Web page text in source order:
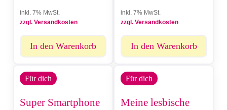
inkl. 7% MwSt.
zzgl. Versandkosten
In den Warenkorb
inkl. 7% MwSt.
zzgl. Versandkosten
In den Warenkorb
Für dich
Super Smartphone
Für dich
Meine lesbische